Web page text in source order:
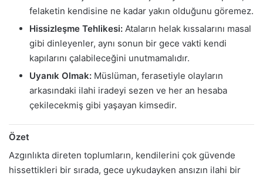
felaketin kendisine ne kadar yakın olduğunu göremez.
Hissizleşme Tehlikesi: Ataların helak kıssalarını masal
gibi dinleyenler, aynı sonun bir gece vakti kendi
kapılarını çalabileceğini unutmamalıdır.
Uyanık Olmak: Müslüman, ferasetiyle olayların
arkasındaki ilahi iradeyi sezen ve her an hesaba
çekilecekmiş gibi yaşayan kimsedir.
Özet
Azgınlıkta direten toplumların, kendilerini çok güvende
hissettikleri bir sırada, gece uykudayken ansızın ilahi bir